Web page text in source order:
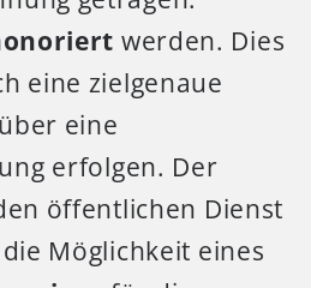
werden. Dies
eine zielgenaue
eine
erfolgen. Der
öffentlichen Dienst
Möglichkeit eines